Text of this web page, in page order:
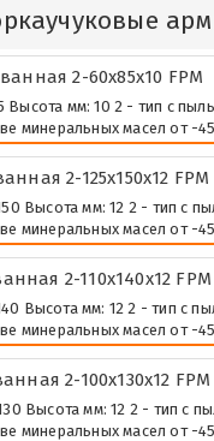
2-60х85х10 FPM
мм: 10 2 - тип с
минеральных масел от -
2-125х150х12 FPM
Высота мм: 12 2 - тип с
минеральных масел от -
2-110х140х12 FPM
Высота мм: 12 2 - тип с
минеральных масел от -
2-100х130х12 FPM
Высота мм: 12 2 - тип с
минеральных масел от -